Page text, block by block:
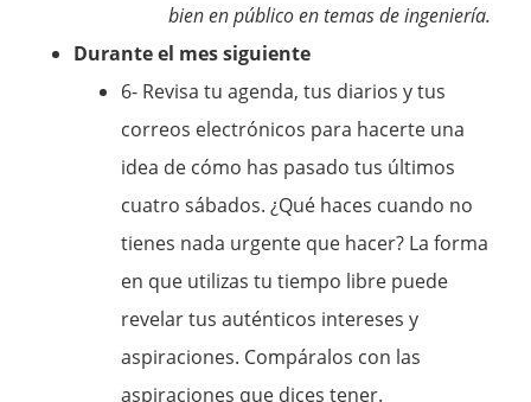
bien en público en temas de ingeniería.
Durante el mes siguiente
6- Revisa tu agenda, tus diarios y tus
correos electrónicos para hacerte una
idea de cómo has pasado tus últimos
cuatro sábados. ¿Qué haces cuando no
tienes nada urgente que hacer? La forma
en que utilizas tu tiempo libre puede
revelar tus auténticos intereses y
aspiraciones. Compáralos con las
aspiraciones que dices tener.